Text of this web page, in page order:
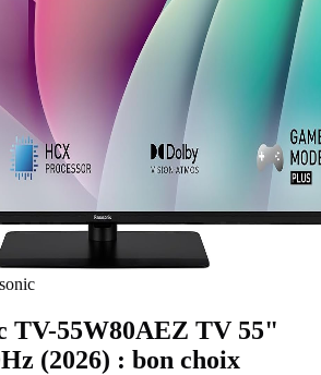
TV-55W80AEZ TV 55"
(2026) : bon choix